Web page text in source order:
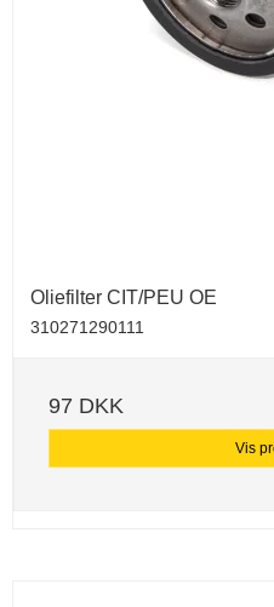
Oliefilter CIT/PEU OE
310271290111
97 DKK
Vis